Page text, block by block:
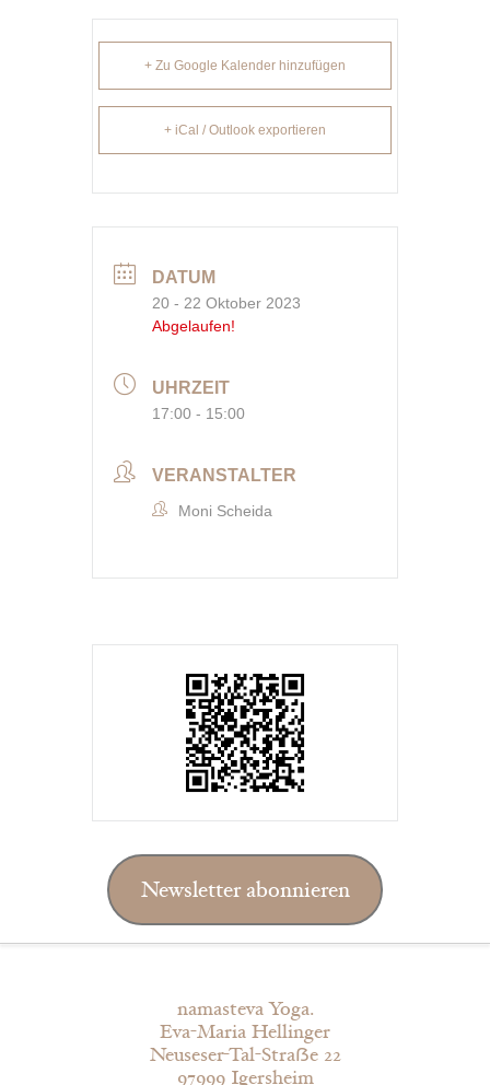
+ Zu Google Kalender hinzufügen
+ iCal / Outlook exportieren
DATUM
20 - 22 Oktober 2023
Abgelaufen!
UHRZEIT
17:00 - 15:00
VERANSTALTER
Moni Scheida
Newsletter abonnieren
namasteva Yoga.
Eva-Maria Hellinger
Neuseser-Tal-Straẞe 22
97999 Igersheim